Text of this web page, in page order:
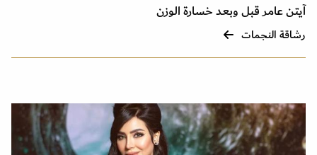
آيتن عامر قبل وبعد خسارة الوزن
رشاقة النجمات